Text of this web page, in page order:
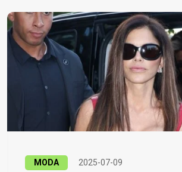
MODA 2025-07-09